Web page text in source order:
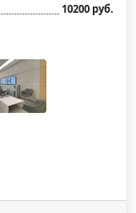
10200 руб.